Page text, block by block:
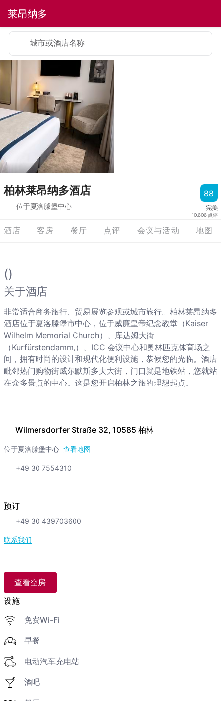
莱昂纳多
柏林莱昂纳多酒店
位于夏洛滕堡中心
88
完美
10,606 点评
城市或酒店名称
酒店 客房 餐厅 点评 会议与活动 地图
Wilmersdorfer Straße 32, 10585 柏林
位于夏洛滕堡中心 查看地图
+49 30 7554310
预订
+49 30 439703600
联系我们
查看空房
设施
免费Wi-Fi
早餐
电动汽车充电站
酒吧
()
关于酒店
非常适合商务旅行、贸易展览参观或城市旅行。柏林莱昂纳多
酒店位于夏洛滕堡市中心，位于威廉皇帝纪念教堂（Kaiser
Wilhelm Memorial Church）、库达姆大街
（Kurfürstendamm,）、ICC 会议中心和奥林匹克体育场之
间，拥有时尚的设计和现代化便利设施，恭候您的光临。酒店
毗邻热门购物街威尔默斯多夫大街，门口就是地铁站，您就站
在众多景点的中心。这是您开启柏林之旅的理想起点。